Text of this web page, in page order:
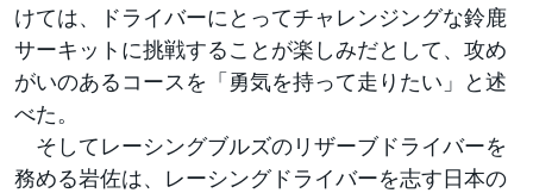
けては、ドライバーにとってチャレンジングな鈴鹿
サーキットに挑戦することが楽しみだとして、攻め
がいのあるコースを「勇気を持って走りたい」と述
べた。
そしてレーシングブルズのリザーブドライバーを
務める岩佐は、レーシングドライバーを志す日本の